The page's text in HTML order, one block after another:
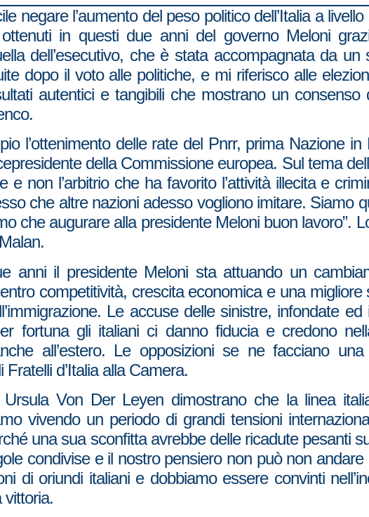
negare l’aumento del peso politico dell’Italia a
in questi due anni del governo Meloni
dell’esecutivo, che è stata accompagnata da
dopo il voto alle politiche, e mi riferisco alle
autentici e tangibili che mostrano un
l’ottenimento delle rate del Pnrr, prima Nazione
della Commissione europea. Sul tema
e non l’arbitrio che ha favorito l’attività illecita e
che altre nazioni adesso vogliono imitare. Siamo
che augurare alla presidente Meloni buon lavoro”.
anni il presidente Meloni sta attuando un
competitività, crescita economica e una
Le accuse delle sinistre, infondate
fortuna gli italiani ci danno fiducia e credono
all’estero. Le opposizioni se ne facciano
d’Italia alla Camera.
Ursula Von Der Leyen dimostrano che la linea
vivendo un periodo di grandi tensioni
una sua sconfitta avrebbe delle ricadute pesanti
condivise e il nostro pensiero non può non
di oriundi italiani e dobbiamo essere convinti
vittoria.